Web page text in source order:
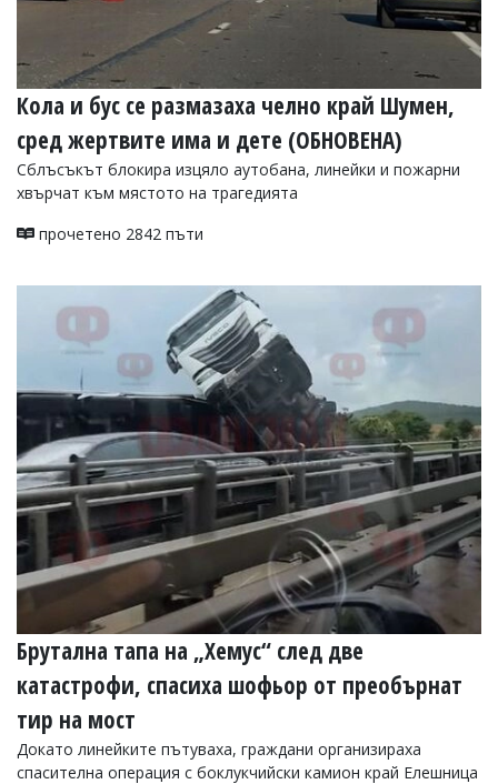
Ако
откриете
обиден
за
вас
коментар,
моля
сигнализирайте
Кола и бус се размазаха челно край Шумен,
сред жертвите има и дете (ОБНОВЕНА)
Сблъсъкът блокира изцяло аутобана, линейки и пожарни
хвърчат към мястото на трагедията
прочетено 2842 пъти
Брутална тапа на „Хемус“ след две
катастрофи, спасиха шофьор от преобърнат
тир на мост
Докато линейките пътуваха, граждани организираха
спасителна операция с боклукчийски камион край Елешница